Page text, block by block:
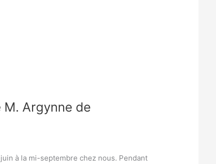
Argynne de
à la mi-septembre chez nous. Pendant